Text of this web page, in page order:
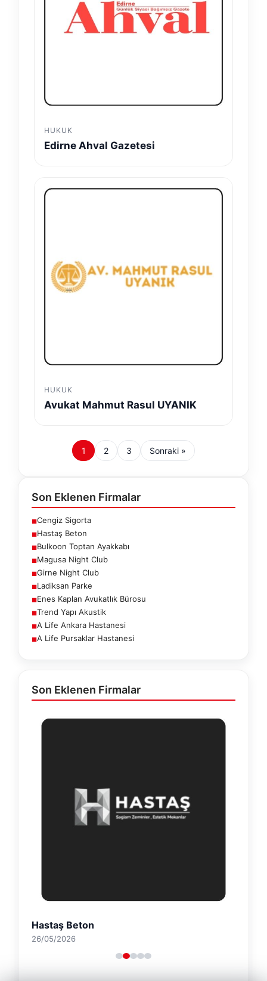
HUKUK
Edirne Ahval Gazetesi
HUKUK
Avukat Mahmut Rasul UYANIK
1 2 3 Sonraki »
Son Eklenen Firmalar
■Cengiz Sigorta
■Hastaş Beton
■Bulkoon Toptan Ayakkabı
■Magusa Night Club
■Girne Night Club
■Ladiksan Parke
■Enes Kaplan Avukatlık Bürosu
■Trend Yapı Akustik
■A Life Ankara Hastanesi
■A Life Pursaklar Hastanesi
Son Eklenen Firmalar
Hastaş Beton
26/05/2026